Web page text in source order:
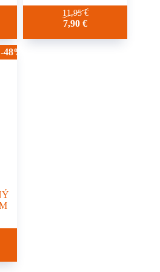
11,95€
7,90€
-48%